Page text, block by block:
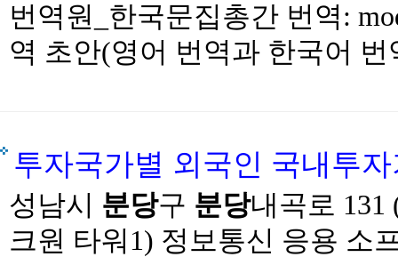
번역원_한국문집총간 번역:
역 초안(영어 번역과 한국어 번
투자국가별 외국인 국내투
성남시 분당구 분당내곡로 131
크원 타워1) 정보통신 응용 소